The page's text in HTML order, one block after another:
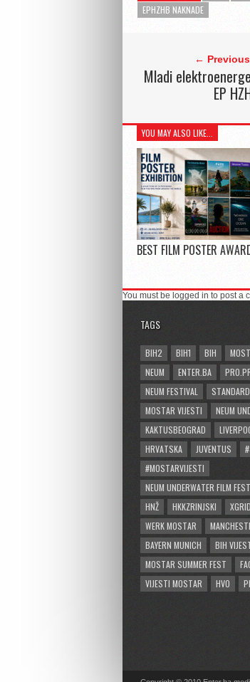
EPHZHB NAKNADE
←
Mladi
EP
YOU MAY ALSO LIKE...
BEST FILM POSTER
You must be logged in to post a
TAGS
BIH2 BIH1 BIH
NEUM
ENTER.BA
NEUM FESTIVAL
STANDARD
MOSTAR VIJESTI
NEUM
KAKTUSBEOGRAD
HRVATSKA
JUVENTUS
#MOSTARVIJESTI
NEUM UNDERWATER FILM
HNŽ
HKKZRINJSKI
WERK MOSTAR
BAYERN MUNICH
BIH
MOSTAR SUMMER FEST
VIJESTI MOSTAR
HVO